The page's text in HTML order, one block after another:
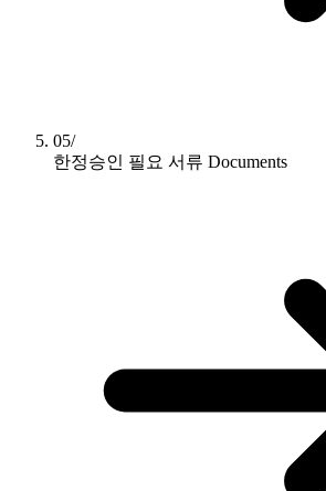
05/
한정승인 필요 서류 Documents